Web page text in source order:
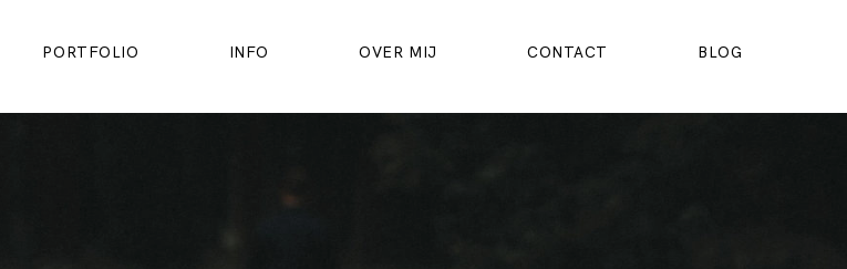
PORTFOLIO INFO OVER MIJ CONTACT BLOG
HOME